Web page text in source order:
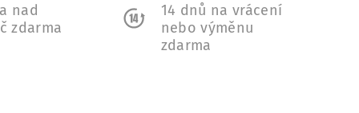
nad
zdarma
14 dnů na vrácení
nebo výměnu
zdarma